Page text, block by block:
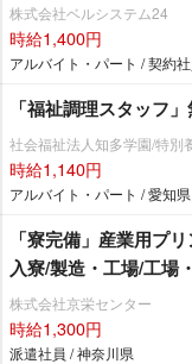
株式会社ベルシステム24
時給1,400円
アルバイト・パート / 契約
「福祉調理スタッフ
社会福祉法人知多学園/特別
時給1,140円
アルバイト・パート / 愛知県
「寮完備」産業用プ
入寮/製造・工場/工場
株式会社京栄センター
時給1,300円
派遣社員 / 神奈川県